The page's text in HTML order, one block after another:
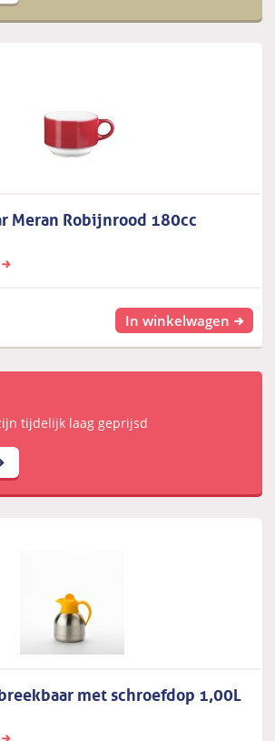
Meran Robijnrood 180cc
In winkelwagen
tijdelijk laag geprijsd
met schroefdop 1,00L